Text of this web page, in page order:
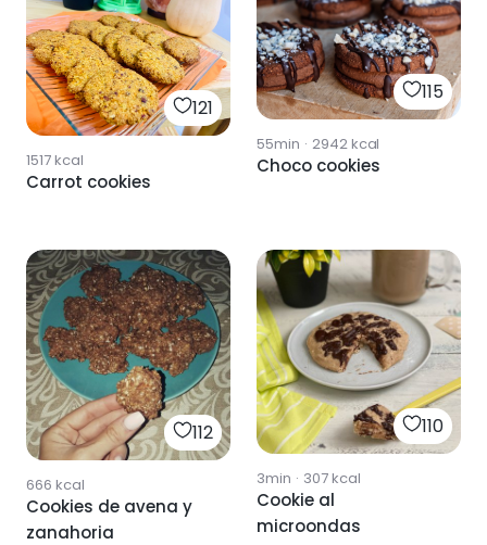
121
1517kcal
Carrot cookies
115
55min · 2942kcal
Choco cookies
112
666 kcal
Cookies de avena y
zanahoria
110
3min · 307kcal
Cookie al
microondas